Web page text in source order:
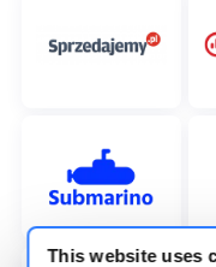
This website uses